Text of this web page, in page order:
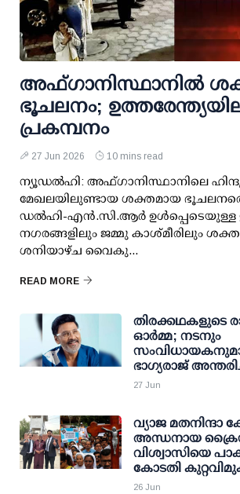
അഫ്ഗാനിസ്ഥാനില്‍
ഭൂചലനം;
പ്രകമ്പനം
27 Jun 2026 10 mins read
ന്യൂഡല്‍ഹി: അഫ്ഗാനിസ്ഥാനിലെ
മേഖലയിലുണ്ടായ ശക്തമായ
ഡല്‍ഹി-എന്‍.സി.ആര്‍ ഉള്‍പ്പെടെയുള്ള
നഗരങ്ങളിലും ജമ്മു കാശ്മീരിലും
ശനിയാഴ്ച വൈകു...
READ MORE
തിരക്കഥകളുടെ
ഓര്‍മ്മ; നടനും
ഭാഗ്യരാജ്
27 Jun
വ്യാജ മതനിന്ദാ
അന്ധനായ
വിശ്വാസിയെ
കോടതി
26 Jun